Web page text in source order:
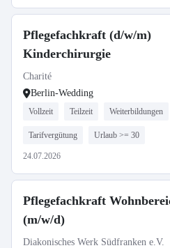
Pflegefachkraft (d/w/m)
Kinderchirurgie
Charité
Berlin-Wedding
Vollzeit Teilzeit Weiterbildungen
Tarifvergütung Urlaub >= 30
24.07.2026
Pflegefachkraft
(m/w/d)
Diakonisches Werk Südfranken e.V.